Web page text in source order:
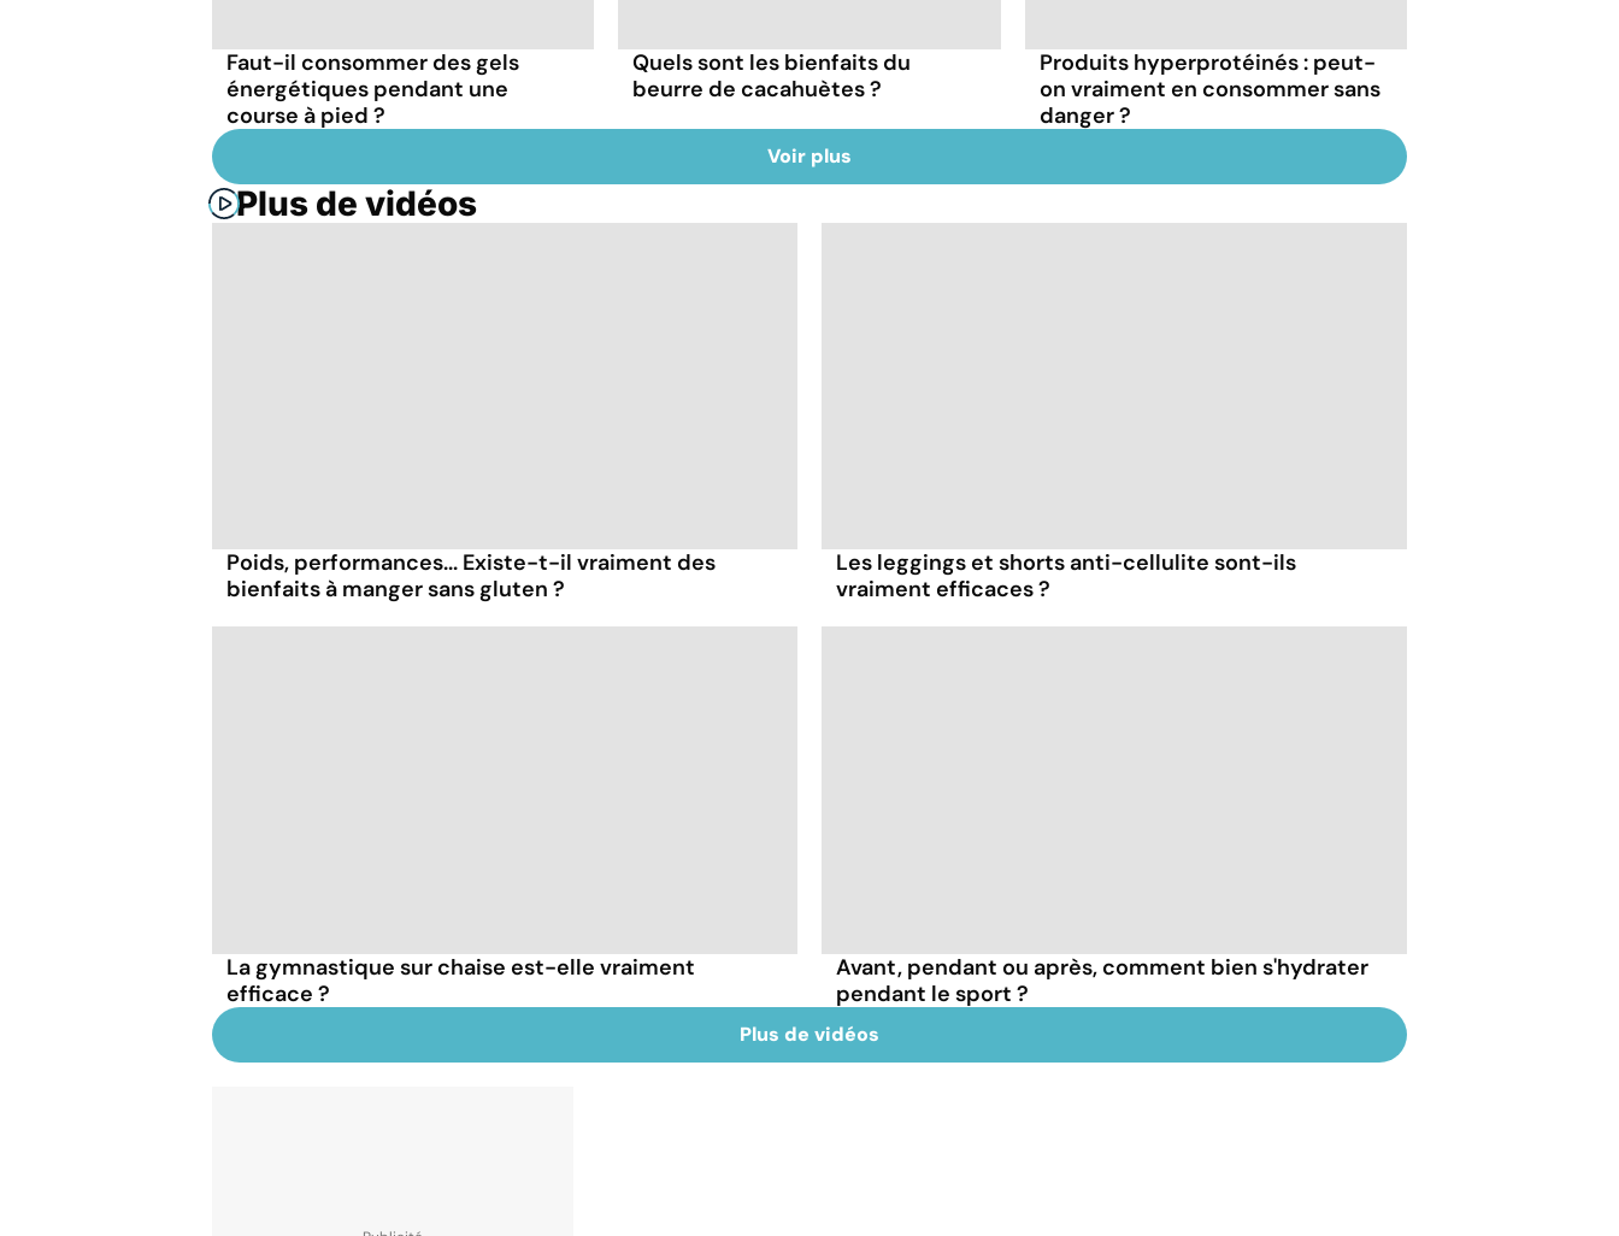
Faut-il consommer des gels
énergétiques pendant une
course à pied ?
Quels sont les bienfaits du
beurre de cacahuètes ?
Produits hyperprotéinés : peut-
on vraiment en consommer sans
danger ?
Voir plus
Plus de vidéos
Poids, performances... Existe-t-il vraiment des
bienfaits à manger sans gluten ?
Les leggings et shorts anti-cellulite sont-ils
vraiment efficaces ?
La gymnastique sur chaise est-elle vraiment
efficace ?
Avant, pendant ou après, comment bien s'hydrater
pendant le sport ?
Plus de vidéos